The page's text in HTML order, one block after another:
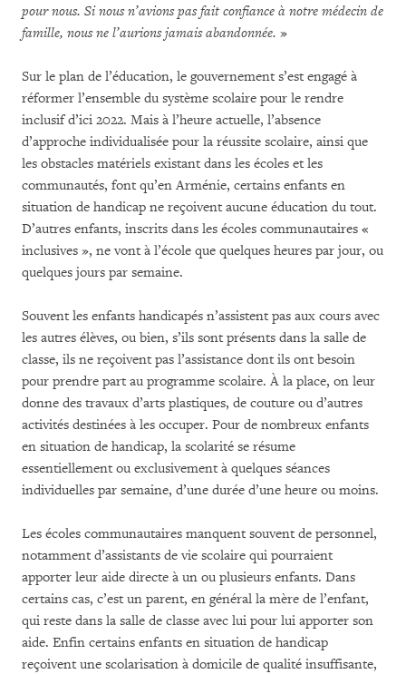
pour nous. Si nous n’avions pas fait confiance à notre médecin de
famille, nous ne l’aurions jamais abandonnée. »
Sur le plan de l’éducation, le gouvernement s’est engagé à
réformer l’ensemble du système scolaire pour le rendre
inclusif d’ici 2022. Mais à l’heure actuelle, l’absence
d’approche individualisée pour la réussite scolaire, ainsi que
les obstacles matériels existant dans les écoles et les
communautés, font qu’en Arménie, certains enfants en
situation de handicap ne reçoivent aucune éducation du tout.
D’autres enfants, inscrits dans les écoles communautaires «
inclusives », ne vont à l’école que quelques heures par jour, ou
quelques jours par semaine.
Souvent les enfants handicapés n’assistent pas aux cours avec
les autres élèves, ou bien, s’ils sont présents dans la salle de
classe, ils ne reçoivent pas l’assistance dont ils ont besoin
pour prendre part au programme scolaire. À la place, on leur
donne des travaux d’arts plastiques, de couture ou d’autres
activités destinées à les occuper. Pour de nombreux enfants
en situation de handicap, la scolarité se résume
essentiellement ou exclusivement à quelques séances
individuelles par semaine, d’une durée d’une heure ou moins.
Les écoles communautaires manquent souvent de personnel,
notamment d’assistants de vie scolaire qui pourraient
apporter leur aide directe à un ou plusieurs enfants. Dans
certains cas, c’est un parent, en général la mère de l’enfant,
qui reste dans la salle de classe avec lui pour lui apporter son
aide. Enfin certains enfants en situation de handicap
reçoivent une scolarisation à domicile de qualité insuffisante,